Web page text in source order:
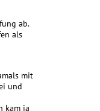
ab.
als
mit
und
kam ja